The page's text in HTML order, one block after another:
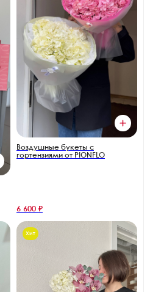
Воздушные букеты с
гортензиями от PIONFLO
6 600 ₽
Хит